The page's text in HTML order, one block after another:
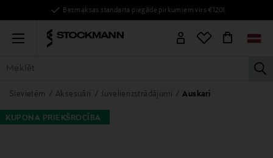
Bezmaksas standarta piegāde pirkumiem virs €120!
Menu
VISAS PRECES SIEVIETĒM VĪRIEŠIEM BĒRNIEM
Sievietēm Aksesuāri Juvelierizstrādājumi Auskari
KUPONA PRIEKŠROCĪBA